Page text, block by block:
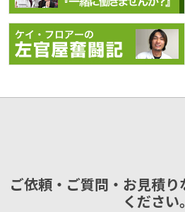
ご依頼・ご質問・お見積
ください。